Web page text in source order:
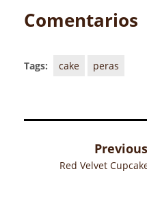
Comentarios
Tags: cake peras
Red Velvet